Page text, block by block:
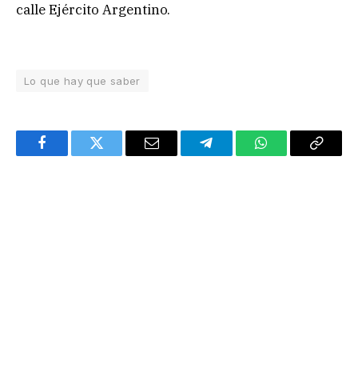
calle Ejército Argentino.
Lo que hay que saber
FacebookTwitter Email TelegramWhatsAppCopy